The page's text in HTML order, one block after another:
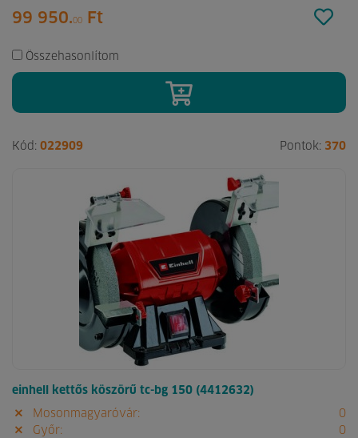
99 950.00 Ft
Összehasonlítom
Kód: 022909 Pontok: 370
einhell kettős köszörű tc-bg 150 (4412632)
Mosonmagyaróvár:
0
Győr:
0